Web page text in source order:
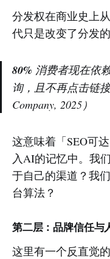
分发权在商业史上
代只是改变了分发
80% 消费者现在依
询，且不再点击链
Company, 2025）
这意味着「SEO可
入AI的记忆中。我
于自己的渠道？我
台算法？
第二层：品牌信任与
这里有一个反直觉